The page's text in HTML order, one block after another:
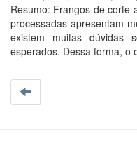
Resumo: Frangos de corte
processadas apresentam
existem muitas dúvidas
esperados. Dessa forma, o